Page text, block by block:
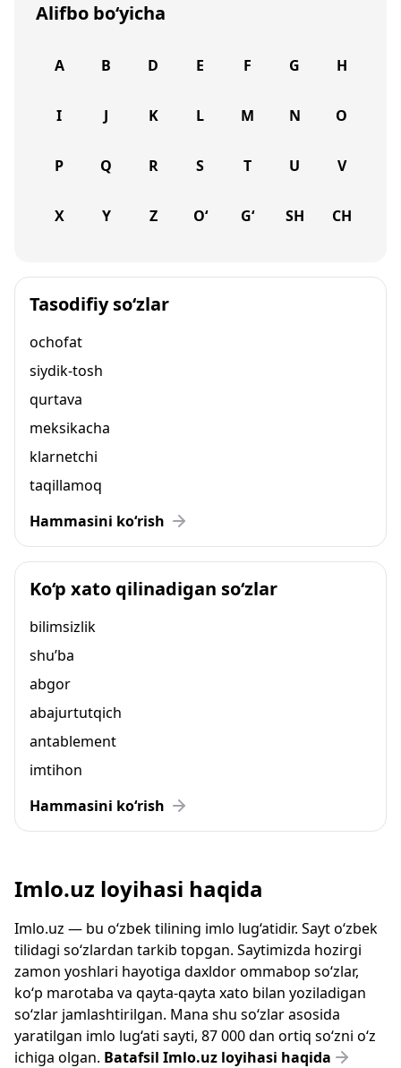
Alifbo bo‘yicha
A B D E F G H
I J K L M N O
P Q R S T U V
X Y Z O‘ G‘ SH CH
Tasodifiy so‘zlar
ochofat
siydik-tosh
qurtava
meksikacha
klarnetchi
taqillamoq
Hammasini ko‘rish
Ko‘p xato qilinadigan so‘zlar
bilimsizlik
shu’ba
abgor
abajurtutqich
antablement
imtihon
Hammasini ko‘rish
Imlo.uz loyihasi haqida
Imlo.uz — bu o‘zbek tilining imlo lug‘atidir. Sayt o‘zbek
tilidagi so‘zlardan tarkib topgan. Saytimizda hozirgi
zamon yoshlari hayotiga daxldor ommabop so‘zlar,
ko‘p marotaba va qayta-qayta xato bilan yoziladigan
so‘zlar jamlashtirilgan. Mana shu so‘zlar asosida
yaratilgan imlo lug‘ati sayti, 87 000 dan ortiq so‘zni o‘z
ichiga olgan. Batafsil Imlo.uz loyihasi haqida